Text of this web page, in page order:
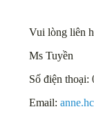
Vui lòng liên
Ms Tuyền
Số điện
Email: